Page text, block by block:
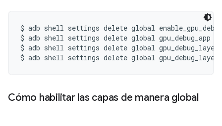
$ adb shell settings delete global
$ adb shell settings delete global gpu_debug_app
$ adb shell settings delete global gpu_debug_layers
Cómo habilitar las capas de manera global